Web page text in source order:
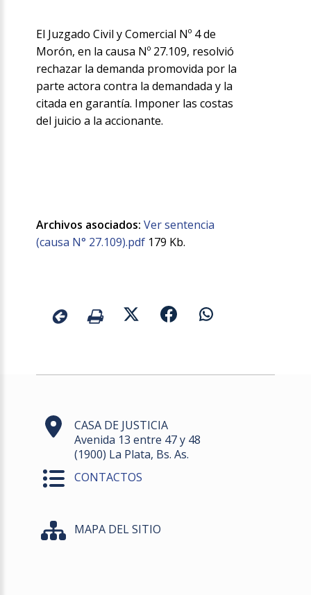
El Juzgado Civil y Comercial Nº 4 de
Morón, en la causa Nº 27.109, resolvió
rechazar la demanda promovida por la
parte actora contra la demandada y la
citada en garantía. Imponer las costas
del juicio a la accionante.
Archivos asociados: Ver sentencia
(causa N° 27.109).pdf 179 Kb.
CASA DE JUSTICIA
Avenida 13 entre 47 y 48
(1900) La Plata, Bs. As.
CONTACTOS
MAPA DEL SITIO